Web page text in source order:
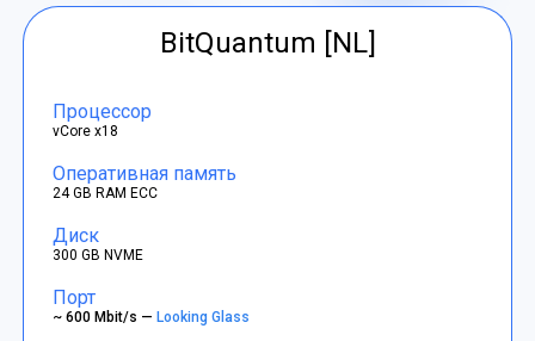
BitQuantum [NL]
Процессор
vCore x18
Оперативная память
24 GB RAM ECC
Диск
300 GB NVME
Порт
~ 600 Mbit/s —Looking Glass